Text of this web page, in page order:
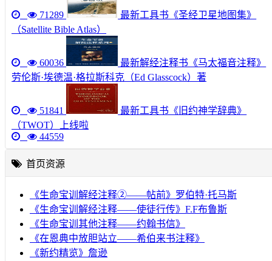
71289
最新工具书《圣经卫星地图集》
（Satellite Bible Atlas）
60036
最新解经注释书《马太福音注释》
劳伦斯·埃德温·格拉斯科克（Ed Glasscock）著
51841
最新工具书《旧约神学辞典》
（TWOT）上线啦
44559
首页资源
《生命宝训解经注释②——帖前》罗伯特·托马斯
《生命宝训解经注释——使徒行传》F.F布鲁斯
《生命宝训其他注释——约翰书信》
《在恩典中放胆站立——希伯来书注释》
《新约精览》詹逊